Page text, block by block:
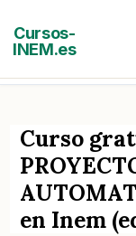
contenido
Cursos-
INEM.es
Curso
en Inem